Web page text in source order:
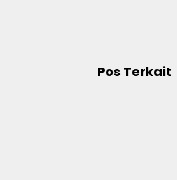
Pos Terkait